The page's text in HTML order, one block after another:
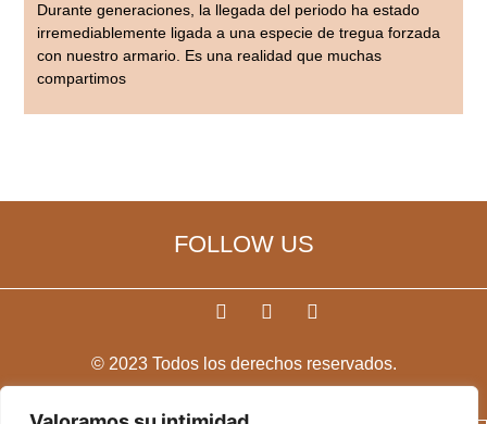
Durante generaciones, la llegada del periodo ha estado
irremediablemente ligada a una especie de tregua forzada
con nuestro armario. Es una realidad que muchas
compartimos
FOLLOW US
F
e
b
T
t
t
Y
t
u
© 2023 Todos los derechos reservados.